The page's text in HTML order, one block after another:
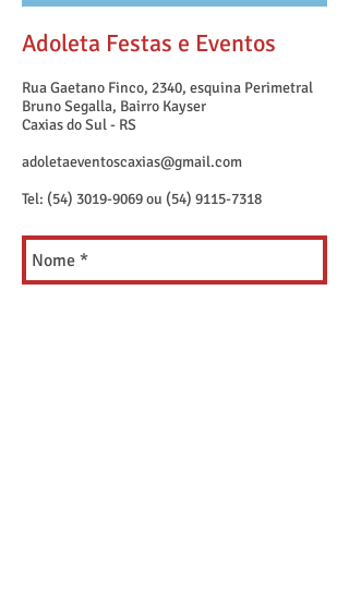
Adoleta Festas e Eventos
Rua Gaetano Finco, 2340, esquina Perimetral
Bruno Segalla, Bairro Kayser
Caxias do Sul - RS
adoletaeventoscaxias@gmail.com
Tel: (54) 3019-9069ou (54) 9115-7318